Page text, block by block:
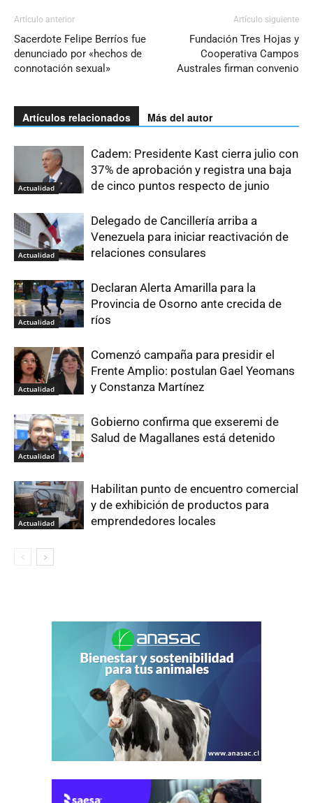
Artículo anterior
Sacerdote Felipe Berríos fue
denunciado por «hechos de
connotación sexual»
Artículo siguiente
Fundación Tres Hojas y
Cooperativa Campos
Australes firman convenio
Artículos relacionados Más del autor
Actualidad
Cadem: Presidente Kast cierra julio con
37% de aprobación y registra una baja
de cinco puntos respecto de junio
Actualidad
Delegado de Cancillería arriba a
Venezuela para iniciar reactivación de
relaciones consulares
Actualidad
Declaran Alerta Amarilla para la
Provincia de Osorno ante crecida de
ríos
Actualidad
Comenzó campaña para presidir el
Frente Amplio: postulan Gael Yeomans
y Constanza Martínez
Actualidad
Gobierno confirma que exseremi de
Salud de Magallanes está detenido
Actualidad
Habilitan punto de encuentro comercial
y de exhibición de productos para
emprendedores locales